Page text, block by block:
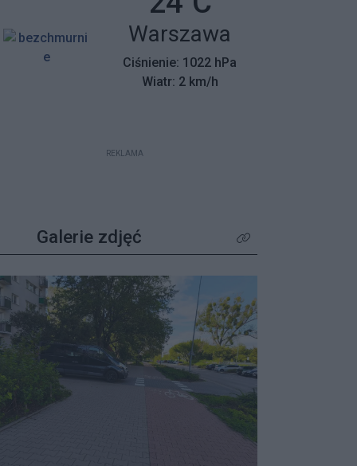
mieszkańców z wyjątkowym
apelem – poszukiwane są osoby,
które pamiętają tamte dni,
wspierały protestujących lub były
Miasto:
Warszawa
Ciśnienie: 1022 hPa
Wiatr: 2 km/h
REKLAMA
Galerie zdjęć Kliknij aby zobaczyć